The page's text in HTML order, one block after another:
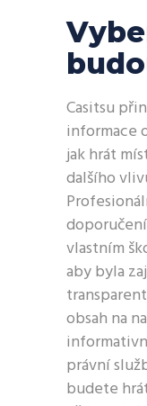
Casitsu
informace
jak hrát
dalšího
vlastním
aby byla
obsah na
právní
budete